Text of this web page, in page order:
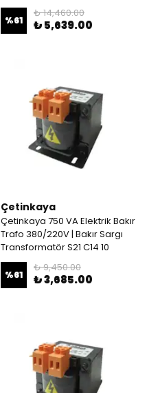
%61
₺ 14,460.00
₺ 5,639.00
Çetinkaya
Çetinkaya 750 VA Elektrik Bakır
Trafo 380/220V | Bakır Sargı
Transformatör S21 C14 10
%61
₺ 9,450.00
₺ 3,685.00